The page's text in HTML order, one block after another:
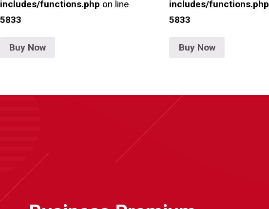
includes/functions.php on line
5833
Buy Now
includes/functions.php
5833
Buy Now